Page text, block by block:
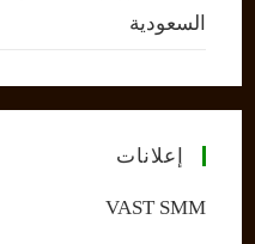
السعودية
إعلانات
VAST SMM